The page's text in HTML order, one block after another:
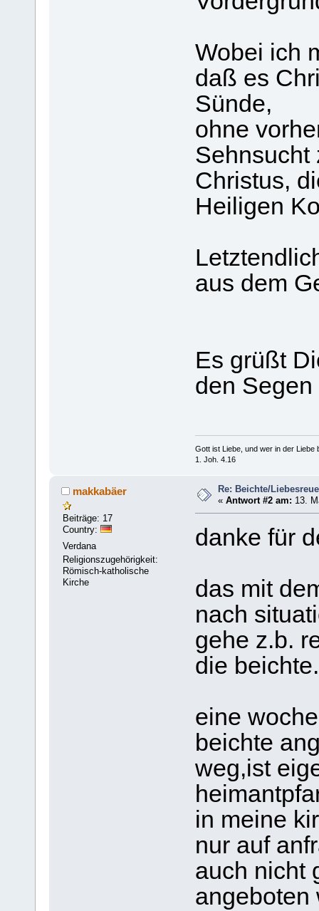
Wobei ich
daß es
Sünde,
ohne
Sehnsucht
Christus,
Heiligen
aus dem
Es grüßt
den
Gott ist Liebe, und wer in der Liebe
1. Joh. 4.16
makkabäer
Beiträge: 17
Country:
Verdana
Religionszugehörigkeit:
Römisch-katholische
Kirche
Re: Beichte/
«Antwort #2 am: 13.
danke für
das mit
nach
gehe z.b.
die beichte.
eine
beichte
weg,ist
in meine
nur auf
auch nicht
angeboten